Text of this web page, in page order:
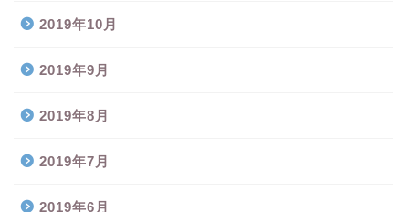
2019年10月
2019年9月
2019年8月
2019年7月
2019年6月